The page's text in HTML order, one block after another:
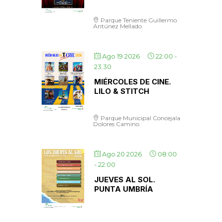
Parque Teniente Guillermo
Antúnez Mellado
Ago 19 2026 22:00 -
23:30
MIÉRCOLES DE CINE.
LILO & STITCH
Parque Municipal Concejala
Dolores Camino
Ago 20 2026
08:00
-22:00
JUEVES AL SOL.
PUNTA UMBRÍA